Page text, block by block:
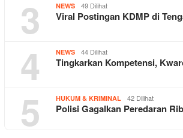
3 NEWS 49 Dilihat
Viral Postingan KDMP di
4 NEWS 44 Dilihat
Tingkarkan Kompetensi,
5 HUKUM & KRIMINAL 42 Dilihat
Polisi Gagalkan Peredaran